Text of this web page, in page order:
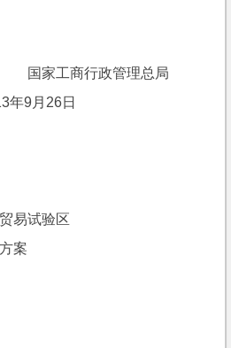
行政管理总局
26日
易试验区
案